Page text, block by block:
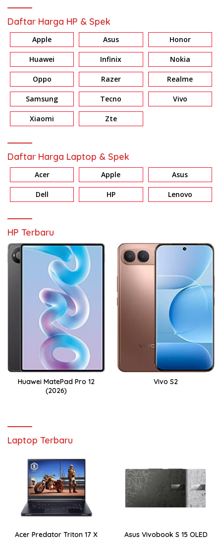
Daftar Harga HP & Spek
Apple Asus Honor
Huawei Infinix Nokia
Oppo Razer Realme
Samsung Tecno Vivo
Xiaomi Zte
Daftar Harga Laptop & Spek
Acer Apple Asus
Dell HP Lenovo
HP Terbaru
Huawei MatePad Pro 12
(2026)
Vivo S2
Laptop Terbaru
Acer Predator Triton 17 X Asus Vivobook S 15 OLED